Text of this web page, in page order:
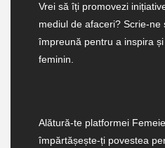
Vrei să îți promovezi
mediul de afaceri? Scrie-ne
împreună pentru a inspira
feminin.
Alătură-te platformei
împărtășește-ți povestea